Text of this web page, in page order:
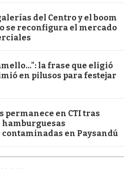
del Centro y el boom
se reconfigura el mercado
la frase que eligió
en pilusos para festejar
permanece en CTI tras
en Paysandú